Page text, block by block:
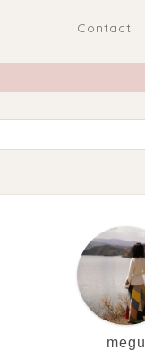
Contact
megu